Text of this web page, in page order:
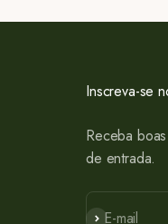
Inscreva-se
Receba
de entrada.
E-mail
Subscrever